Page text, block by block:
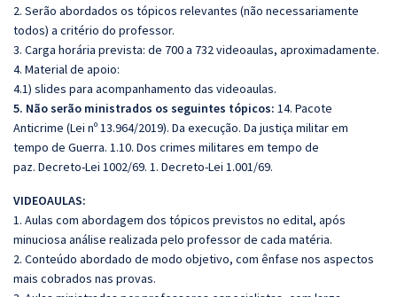
2. Serão abordados os tópicos relevantes (não necessariamente
todos) a critério do professor.
3. Carga horária prevista: de 700 a 732 videoaulas, aproximadamente.
4. Material de apoio:
4.1) slides para acompanhamento das videoaulas.
5. Não serão ministrados os seguintes tópicos: 14. Pacote
Anticrime (Lei nº 13.964/2019). Da execução. Da justiça militar em
tempo de Guerra. 1.10. Dos crimes militares em tempo de
paz. Decreto-Lei 1002/69. 1. Decreto-Lei 1.001/69.
VIDEOAULAS:
1. Aulas com abordagem dos tópicos previstos no edital, após
minuciosa análise realizada pelo professor de cada matéria.
2. Conteúdo abordado de modo objetivo, com ênfase nos aspectos
mais cobrados nas provas.